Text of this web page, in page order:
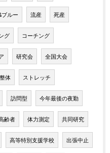
ブルー 流産 死産
グ コーチング
研究会 全国大会
整体 ストレッチ
訪問型 今年最後の夜勤
齢者 体力測定 共同研究
高等特別支援学校 出張中止